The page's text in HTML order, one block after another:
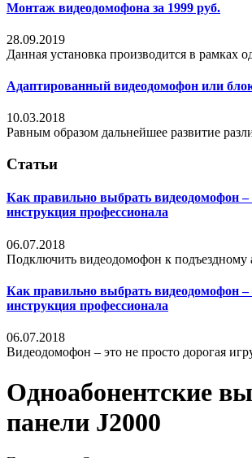
Монтаж видеодомофона за 1999 руб.
28.09.2019
Данная установка производится в рамках
Адаптированный видеодомофон или
10.03.2018
Равным образом дальнейшее развитие
Статьи
Как правильно выбрать видеодомофон –
инструкция профессионала
06.07.2018
Подключить видеодомофон к подъездному
Как правильно выбрать видеодомофон –
инструкция профессионала
06.07.2018
Видеодомофон – это не просто дорогая
Одноабонентские
панели J2000